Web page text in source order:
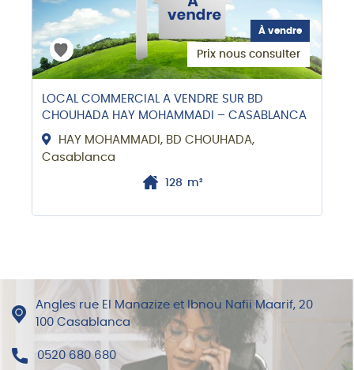
À vendre
Prix nous consulter
LOCAL COMMERCIAL A VENDRE SUR BD
CHOUHADA HAY MOHAMMADI – CASABLANCA
HAY MOHAMMADI, BD CHOUHADA,
Casablanca
128 m²
Angles rue El Manazize et Ibnou Nafii Maarif, 20
100 Casablanca
0520 680 680